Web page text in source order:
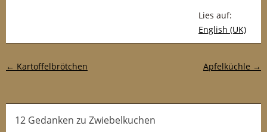
Lies auf:
English (UK)
Post-Navigation
← Kartoffelbrötchen Apfelküchle →
12 Gedanken zu Zwiebelkuchen